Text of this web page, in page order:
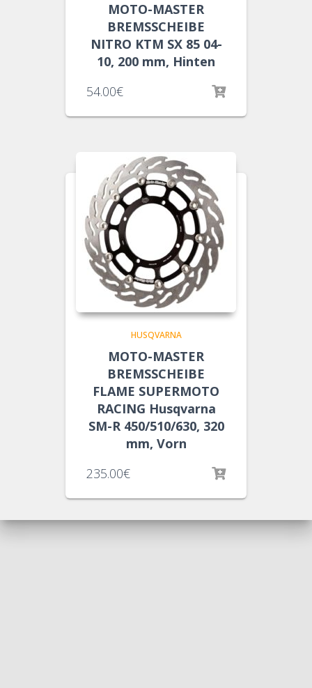
MOTO-MASTER
BREMSSCHEIBE
NITRO KTM SX 85 04-
10, 200 mm, Hinten
54.00€
HUSQVARNA
MOTO-MASTER
BREMSSCHEIBE
FLAME SUPERMOTO
RACING Husqvarna
SM-R 450/510/630, 320
mm, Vorn
235.00€